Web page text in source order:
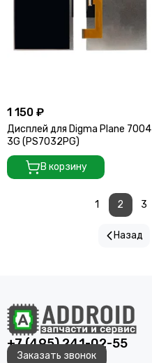
1 150 ₽
Дисплей для Digma Plane 7004
3G (PS7032PG)
В корзину
Назад
1 2 3
+7 (495) 241-02-55
Заказать звонок